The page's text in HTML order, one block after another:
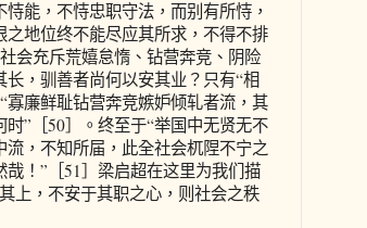
能，不恃忠职守法，而别有所恃，
地位终不能尽应其所求，不得不排
会充斥荒嬉怠惰、钻营奔竞、阴险
，驯善者尚何以安其业？只有“相
廉鲜耻钻营奔竞嫉妒倾轧者流，其
”［50］。终至于“举国中无贤无不
，不知所届，此全社会杌陧不宁之
！”［51］梁启超在这里为我们描
上，不安于其职之心，则社会之秩